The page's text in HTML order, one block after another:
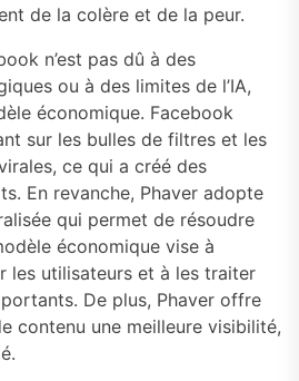
de la colère et de la peur.
n’est pas dû à des
ou à des limites de l’IA,
économique. Facebook
sur les bulles de filtres et les
ce qui a créé des
En revanche, Phaver adopte
qui permet de résoudre
économique vise à
les utilisateurs et à les traiter
De plus, Phaver offre
contenu une meilleure visibilité,